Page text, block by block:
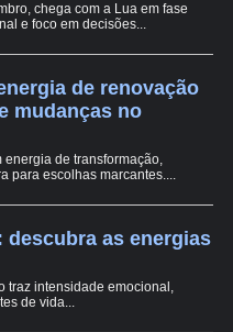
chega com a Lua em fase
e foco em decisões...
de renovação
mudanças no
energia de transformação,
para escolhas marcantes....
descubra as energias
traz intensidade emocional,
de vida...